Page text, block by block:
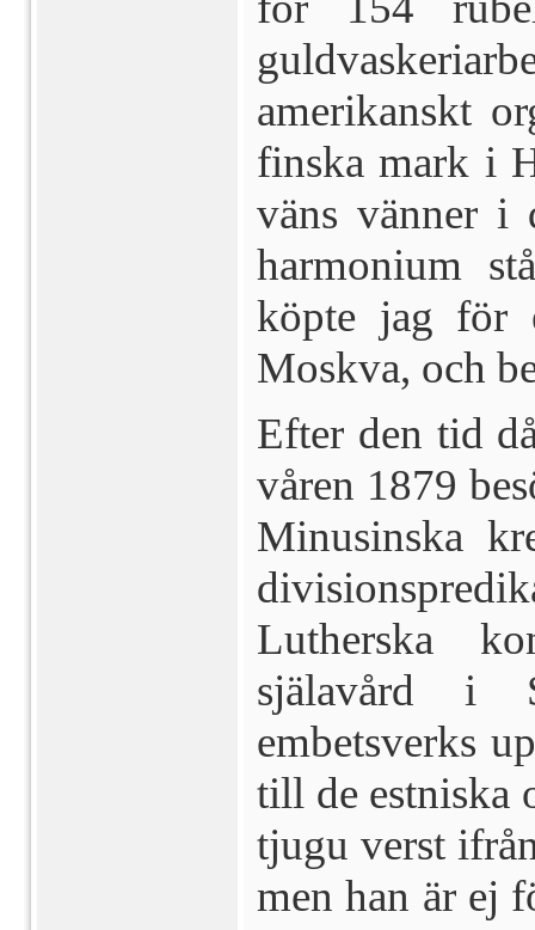
amerikanskt
finska mark i
väns vänner i
harmonium
köpte jag för
Moskva, och
Efter den tid
våren 1879
Minusinska
Lutherska
själavård i
embetsverks
till de estniska
tjugu verst
men han är ej